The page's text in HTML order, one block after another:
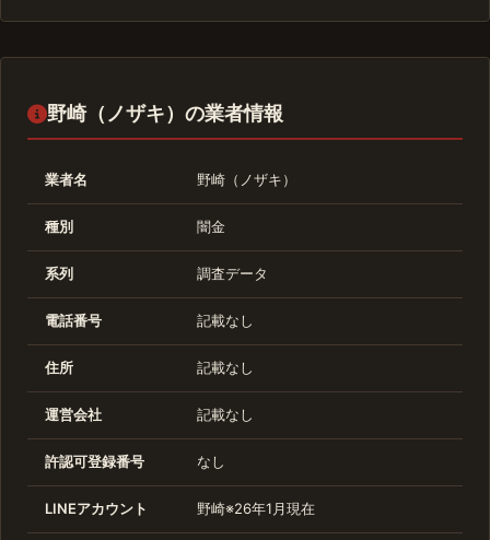
野崎（ノザキ）の業者情報
業者名 野崎（ノザキ）
種別 闇金
系列 調査データ
電話番号 記載なし
住所 記載なし
運営会社 記載なし
許認可登録番号 なし
LINEアカウント 野崎※26年1月現在